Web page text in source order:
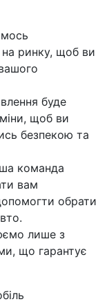
на ринку, щоб ви
буде
щоб ви
безпекою та
команда
вам
обрати
лише з
що гарантує